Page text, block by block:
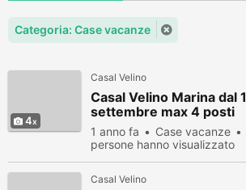
Categoria: Case vacanze
4
Casal Velino
Casal Velino Marina dal 1
settembre max 4 posti
1 anno fa Case vacanze
persone hanno visualizzato
Casal Velino